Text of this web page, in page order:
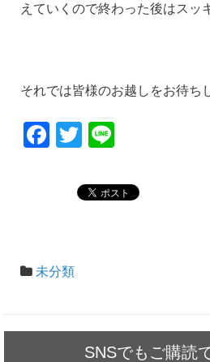
えていくので終わった後はスッ
それでは皆様のお越しをお待ち
F
o
k
T
tt
e
未分類
SNSでもご購読